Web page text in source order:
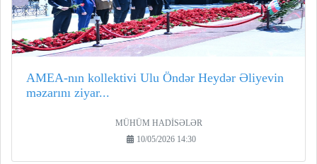
AMEA-nın kollektivi Ulu Öndər Heydər Əliyevin
məzarını ziyar...
MÜHÜM HADİSƏLƏR
10/05/2026 14:30